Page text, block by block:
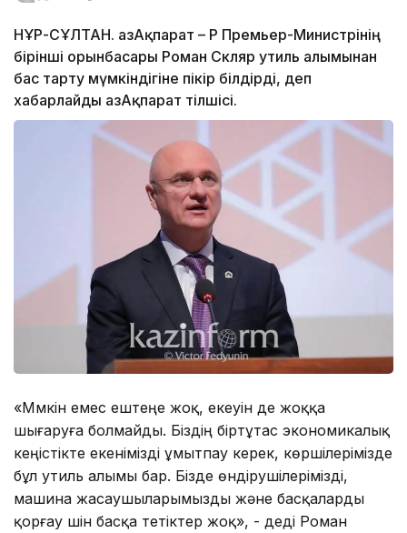
НҰР-СҰЛТАН. ҚазАқпарат – ҚР Премьер-Министрінің
бірінші орынбасары Роман Скляр утиль алымынан
бас тарту мүмкіндігіне пікір білдірді, деп
хабарлайды ҚазАқпарат тілшісі.
«Мүмкін емес ештеңе жоқ, екеуін де жоққа
шығаруға болмайды. Біздің біртұтас экономикалық
кеңістікте екенімізді ұмытпау керек, көршілерімізде
бұл утиль алымы бар. Бізде өндірушілерімізді,
машина жасаушыларымызды және басқаларды
қорғау үшін басқа тетіктер жоқ», - деді Роман